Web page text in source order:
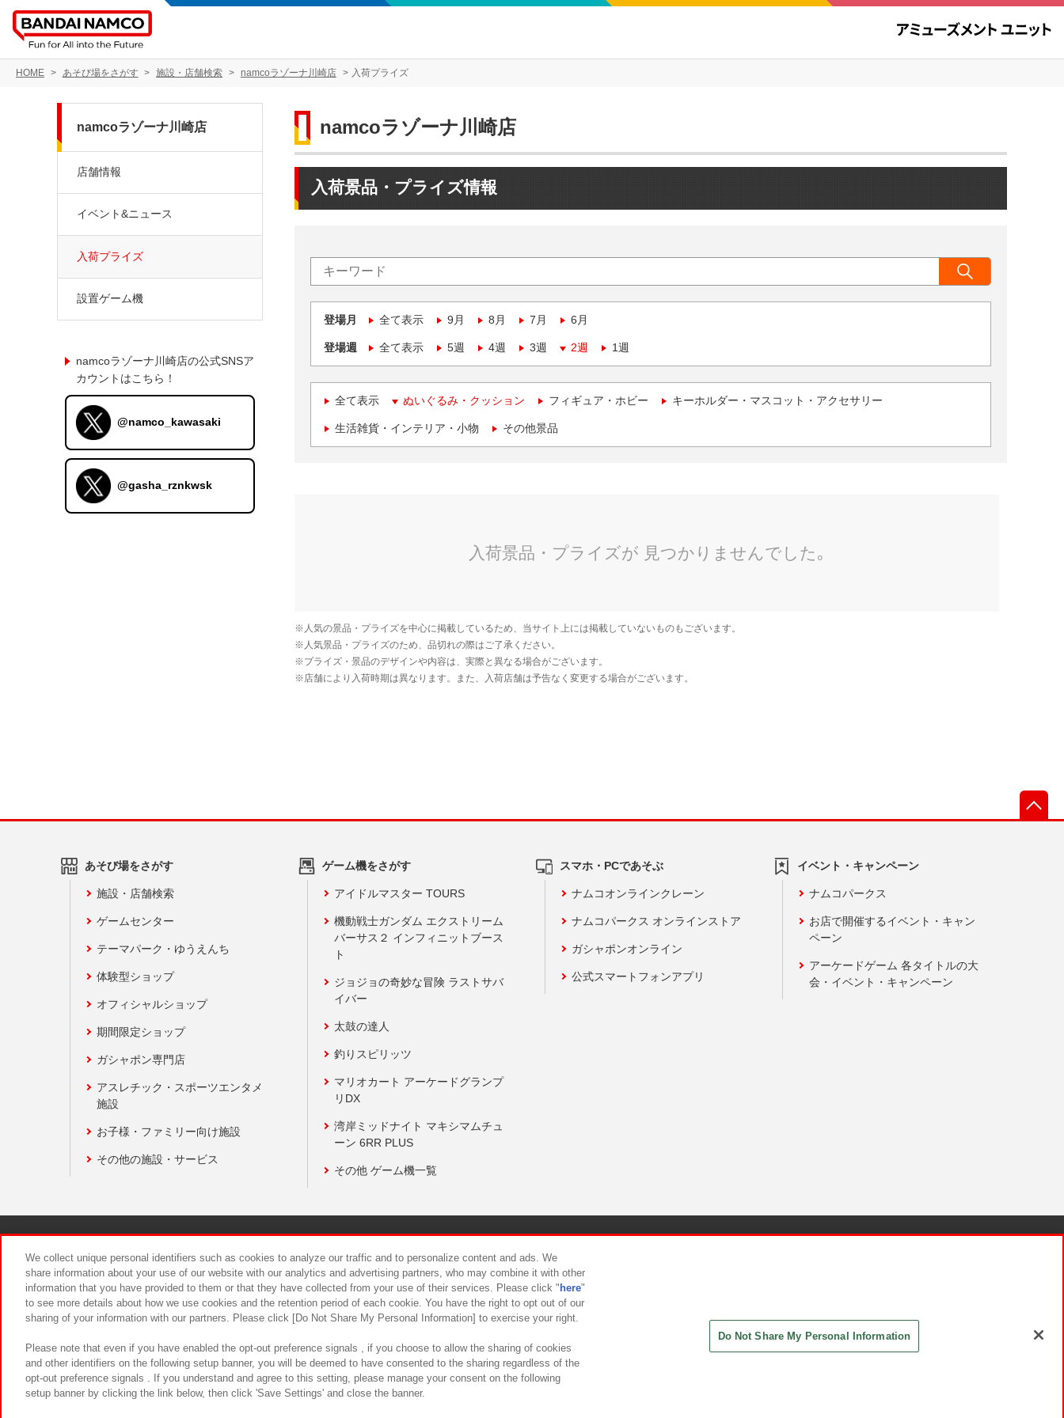
HOME あそび場をさがす 施設・店舗検索 namcoラゾーナ川崎店 入荷プライズ
namcoラゾーナ川崎店
入荷景品・プライズ情報
登場月 全て表示 9月 8月 7月 6月
登場週 全て表示 5週 4週 3週 2週 1週
全て表示 ぬいぐるみ・クッション フィギュア・ホビー キーホルダー・マスコット・アクセサリー
生活雑貨・インテリア・小物 その他景品
namcoラゾーナ川崎店
店舗情報
イベント&ニュース
入荷プライズ
設置ゲーム機
namcoラゾーナ川崎店の公式SNSア
カウントはこちら！
@namco_kawasaki
@gasha_rznkwsk
あそび場をさがす
施設・店舗検索
ゲームセンター
テーマパーク・ゆうえんち
体験型ショップ
オフィシャルショップ
期間限定ショップ
ガシャポン専門店
アスレチック・スポーツエンタメ
施設
お子様・ファミリー向け施設
その他の施設・サービス
ゲーム機をさがす
アイドルマスター TOURS
機動戦士ガンダム エクストリーム
バーサス２ インフィニットブース
ト
ジョジョの奇妙な冒険 ラストサバ
イバー
太鼓の達人
釣りスピリッツ
マリオカート アーケードグランプ
リDX
湾岸ミッドナイト マキシマムチュ
ーン 6RR PLUS
その他 ゲーム機一覧
スマホ・PCであそぶ
ナムコオンラインクレーン
ナムコパークス オンラインストア
ガシャポンオンライン
公式スマートフォンアプリ
イベント・キャンペーン
ナムコパークス
お店で開催するイベント・キャン
ペーン
アーケードゲーム 各タイトルの大
会・イベント・キャンペーン
食品のご提供について カスタマーハラスメント対応方針
We collect unique personal identifiers such as cookies to analyze our traffic and to personalize content and ads. We
share information about your use of our website with our analytics and advertising partners, who may combine it with other
information that you have provided to them or that they have collected from your use of their services. Please click " here"
to see more details about how we use cookies and the retention period of each cookie. You have the right to opt out of our
sharing of your information with our partners. Please click [Do Not Share My Personal Information] to exercise your right.
Please note that even if you have enabled the opt-out preference signals , if you choose to allow the sharing of cookies
and other identifiers on the following setup banner, you will be deemed to have consented to the sharing regardless of the
opt-out preference signals . If you understand and agree to this setting, please manage your consent on the following
setup banner by clicking the link below, then click 'Save Settings' and close the banner.
Do Not Share My Personal Information